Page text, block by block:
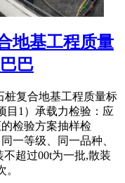
地基工程质量
巴
桩复合地基工程质量标
目1）承载力检验：应
检验方案抽样检
一等级、同一品种、
超过00t为一批,散装